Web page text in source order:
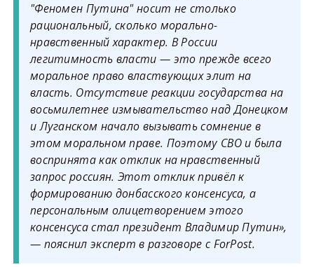
"Феномен Путина"носит не столько
рациональный, сколько морально-
нравственный характер. В России
легитимность власти — это прежде всего
моральное право властвующихэлит на
власть. Отсутствие реакции государства на
восьмилетнее измывательство над Донецком
и Луганском начало вызывать сомнение в
этом моральном праве. Поэтому СВО и была
воспринята как отклик на нравственный
запрос россиян. Этот отклик привёл к
формированию донбасского консенсуса, а
персональным олицетворением этого
консенсуса стал президент Владимир Путин»,
— пояснил эксперт в разговоре сForPost.